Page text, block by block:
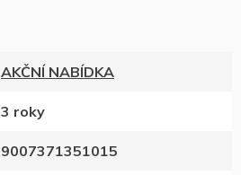
AKČNÍ NABÍDKA
3 roky
9007371351015